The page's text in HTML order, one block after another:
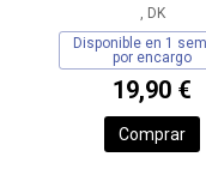
, DK
Disponible en 1
por encargo
19,90 €
Comprar